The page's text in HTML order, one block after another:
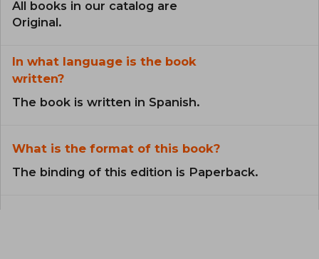
All books in our catalog are
Original.
In what language is the book
written?
The book is written in Spanish.
What is the format of this book?
The binding of this edition is Paperback.